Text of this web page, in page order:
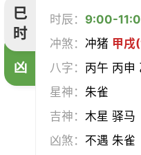
巳
时
凶
时辰： 9:00-
冲煞：冲猪 甲戌
八字： 丙午 丙申
星神： 朱雀
吉神：木星 驿马
凶煞： 不遇 朱雀